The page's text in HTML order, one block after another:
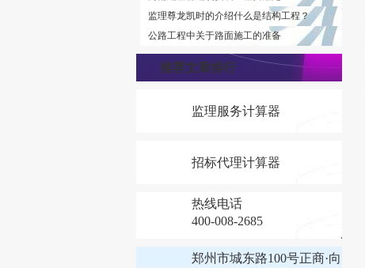
监理尊龙凯时的介绍什么是结构工程？
公路工程中关于路面施工的准备
推荐文章排行
监理服务计算器
招标代理计算器
热线电话
400-008-2685
郑州市城东路100号正商·向